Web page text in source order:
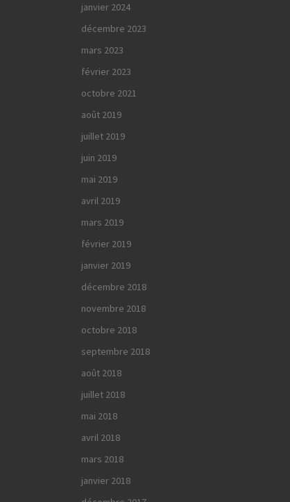
janvier 2024
décembre 2023
mars 2023
février 2023
octobre 2021
août 2019
juillet 2019
juin 2019
mai 2019
avril 2019
mars 2019
février 2019
janvier 2019
décembre 2018
novembre 2018
octobre 2018
septembre 2018
août 2018
juillet 2018
mai 2018
avril 2018
mars 2018
janvier 2018